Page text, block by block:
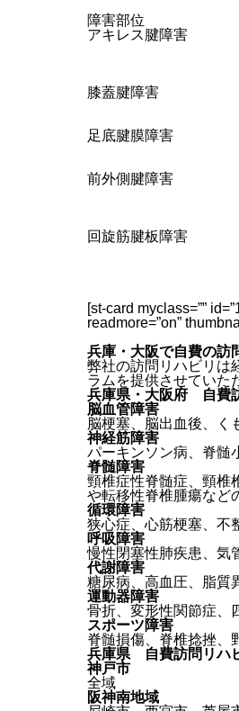
障害部位
アキレス腱障害
膝蓋腱障害
足底腱膜障害
前外側腱障害
回旋筋腱板障害
[st-card myclass=””
readmore=”on”
兵庫・大阪で自費の訪
弊社の訪問リハビリは
ラムを提供させていた
兵庫県・大阪府 自費
脳血管障害
脳梗塞、脳出血後、く
神経筋障害
パーキンソン病、脊髄
脊髄障害
頸椎症性脊髄症、頸椎
や転移性脊椎腫瘍など
循環障害
狭心症、心筋梗塞、不
呼吸障害
慢性閉塞性肺疾患、気
代謝障害
糖尿病、高血圧、脂質
運動器障害
骨折、変形性関節症、
スポーツ障害
脊髄損傷、脊椎捻挫、
兵庫県 自費訪問リハ
神戸市
全域
阪神南地域